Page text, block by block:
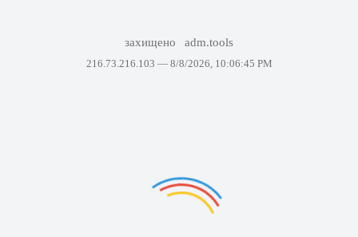
захищено adm.tools
216.73.216.103 — 8/8/2026, 10:06:45 PM